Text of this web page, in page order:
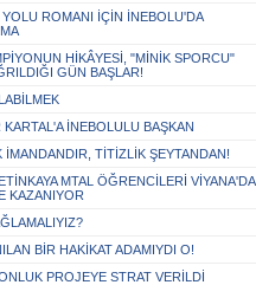
YOLU ROMANI İÇİN İNEBOLU'DA
HİKÂYESİ, "MİNİK SPORCU"
GÜN BAŞLAR!
KARTAL'A İNEBOLULU BAŞKAN
İMANDANDIR, TİTİZLİK ŞEYTANDAN!
MTAL ÖĞRENCİLERİ VİYANA'DA
KAZANIYOR
BİR HAKİKAT ADAMIYDI O!
PROJEYE STRAT VERİLDİ